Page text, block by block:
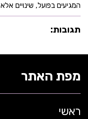
המגיעים בפועל, שינויים
תגובות:
מפת האתר
ראשי